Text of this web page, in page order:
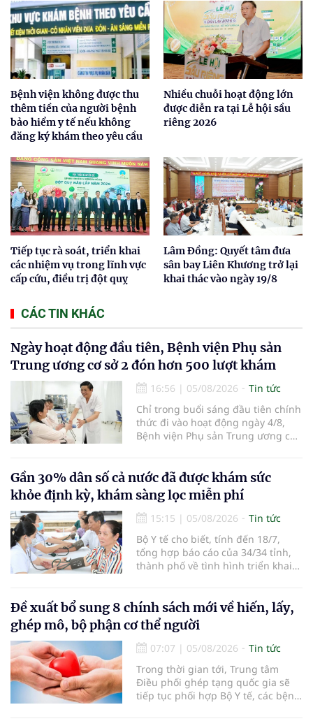
Bệnh viện không được thu
thêm tiền của người bệnh
bảo hiểm y tế nếu không
đăng ký khám theo yêu cầu
Nhiều chuỗi hoạt động lớn
được diễn ra tại Lễ hội sầu
riêng 2026
Tiếp tục rà soát, triển khai
các nhiệm vụ trong lĩnh vực
cấp cứu, điều trị đột quỵ
Lâm Đồng: Quyết tâm đưa
sân bay Liên Khương trở lại
khai thác vào ngày 19/8
CÁC TIN KHÁC
Ngày hoạt động đầu tiên, Bệnh viện Phụ sản
Trung ương cơ sở 2 đón hơn 500 lượt khám
16:56 | 05/08/2026
Tin tức
Chỉ trong buổi sáng đầu tiên chính
thức đi vào hoạt động ngày 4/8,
Bệnh viện Phụ sản Trung ương cơ
em bé đầu tiên chào đời.
Gần 30% dân số cả nước đã được khám sức
khỏe định kỳ, khám sàng lọc miễn phí
15:15 | 05/08/2026
Tin tức
Bộ Y tế cho biết, tính đến 18/7,
tổng hợp báo cáo của 34/34 tỉnh,
thành phố về tình hình triển khai
nhận 32.286.360 người, chiếm gần
30% dân số cả nước đã được khám
sức khỏe định kỳ năm nay.
Đề xuất bổ sung 8 chính sách mới về hiến, lấy,
ghép mô, bộ phận cơ thể người
07:07 | 05/08/2026
Tin tức
Trong thời gian tới, Trung tâm
Điều phối ghép tạng quốc gia sẽ
tiếp tục phối hợp Bộ Y tế, các bệnh